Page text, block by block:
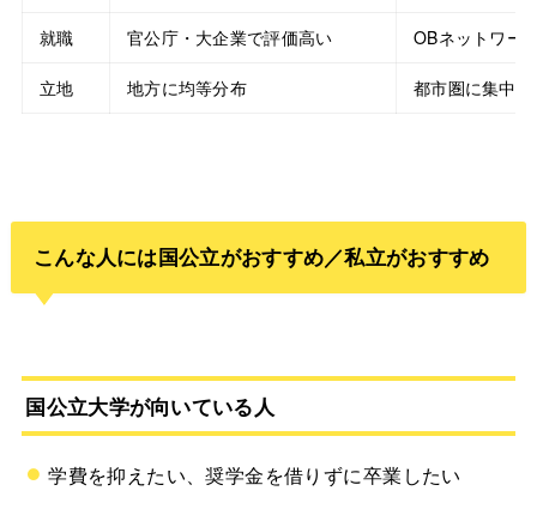
就職 官公庁・大企業で評価高い OBネットワー
立地 地方に均等分布 都市圏に集中
こんな人には国公立がおすすめ／私立がおすすめ
国公立大学が向いている人
学費を抑えたい、奨学金を借りずに卒業したい